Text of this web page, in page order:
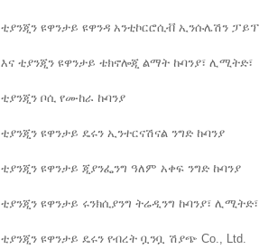
ቲያንጂን ዩዋንታይ ዩዋንዳ አንቲኮርሮሲቭ ኢንሱሌሽን ፓይፕ
እና ቲያንጂን ዩዋንታይ ቴክኖሎጂ ልማት ኩባንያ፣ ሊሚትድ፣
ቲያንጂን ቦሲ የሙከራ ኩባንያ
ቲያንጂን ዩዋንታይ ዴሩን ኢንተርናሽናል ንግድ ኩባንያ
ቲያንጂን ዩዋንታይ ጂያንፌንግ ዓለም አቀፍ ንግድ ኩባንያ
ቲያንጂን ዩዋንታይ ሩንክሲያንግ ትሬዲንግ ኩባንያ፣ ሊሚትድ፣
ቲያንጂን ዩዋንታይ ዴሩን የብረት ቧንቧ ሽያጭ Co., Ltd.